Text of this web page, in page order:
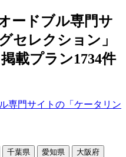
ードブル専門サ
セレクション」
載プラン1734件
千葉県 愛知県
大阪府